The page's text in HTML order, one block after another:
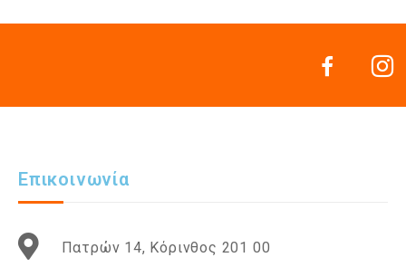
Επικοινωνία
Πατρών 14, Κόρινθος 201 00